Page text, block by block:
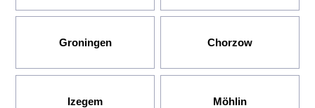
Groningen Chorzow
Izegem Möhlin